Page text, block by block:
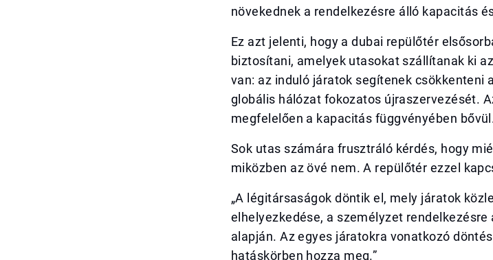
növekednek a rendelkezésre álló kapacitás
Ez azt jelenti, hogy a dubai repülőtér
biztosítani, amelyek utasokat szállítanak ki
van: az induló járatok segítenek csökkenteni
globális hálózat fokozatos újraszervezését.
megfelelően a kapacitás függvényében
Sok utas számára frusztráló kérdés, hogy
miközben az övé nem. A repülőtér ezzel
„A légitársaságok döntik el, mely járatok
elhelyezkedése, a személyzet
alapján. Az egyes járatokra vonatkozó
hatáskörben hozza meg.”